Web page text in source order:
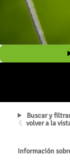
Buscar y
volver a la
Información